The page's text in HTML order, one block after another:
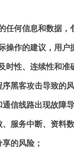
任何信息和数据
操作的建议，用
时性、连续性和
序黑客攻击导致的
通信线路出现故障
、服务中断、资料
的风险；